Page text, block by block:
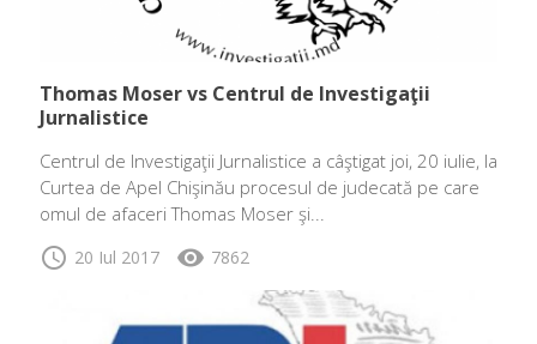
Thomas Moser vs Centrul de Investigaţii
Jurnalistice
Centrul de Investigaţii Jurnalistice a câştigat joi, 20 iulie, la
Curtea de Apel Chişinău procesul de judecată pe care
omul de afaceri Thomas Moser şi...
schedule 20 Iul 2017 visibility 7862